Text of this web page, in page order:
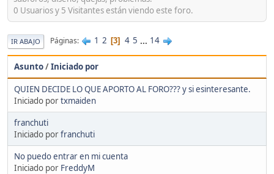
0 Usuarios y 5 Visitantes están viendo este foro.
IR ABAJO Páginas 1 2 3 4 5 ... 14
Asunto/Iniciado por
QUIEN DECIDE LO QUE APORTO AL FORO??? y si esinteresante.
Iniciado portxmaiden
franchuti
Iniciado porfranchuti
No puedo entrar en mi cuenta
Iniciado por FreddyM